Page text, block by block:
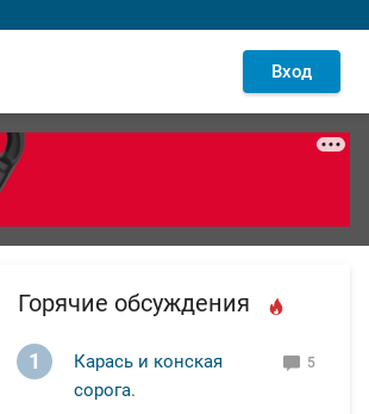
Вход
Горячие обсуждения
1
Карась и конская
сорога.
5